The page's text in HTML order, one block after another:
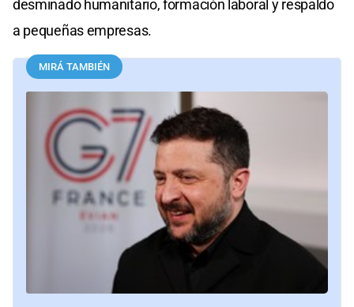
desminado humanitario, formación laboral y respaldo
a pequeñas empresas.
MIRÁ TAMBIÉN